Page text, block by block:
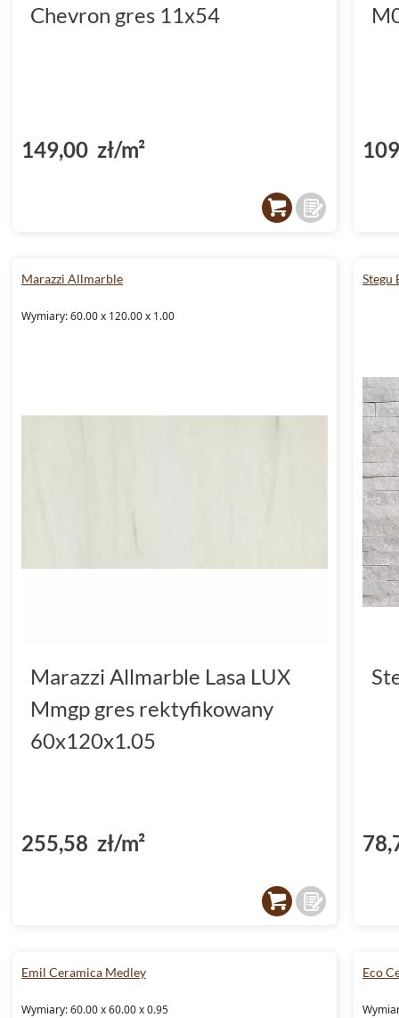
Chevron gres 11x54
149,00 zł/m²
Marazzi Allmarble
Wymiary: 60.00 x 120.00 x 1.00
Marazzi Allmarble Lasa LUX
Mmgp gres rektyfikowany
60x120x1.05
255,58 zł/m²
Stegu
Emil Ceramica Medley
Wymiary: 60.00 x 60.00 x 0.95
Eco